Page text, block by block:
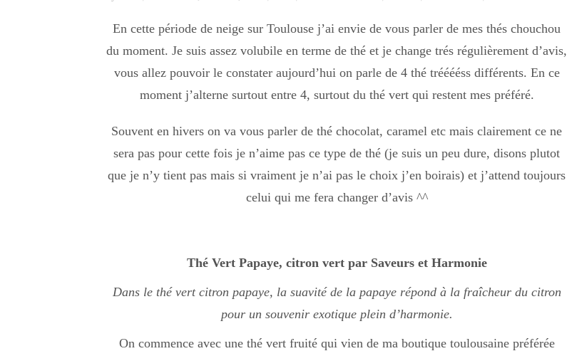
En cette période de neige sur Toulouse j’ai envie de vous parler de mes thés chouchou
du moment. Je suis assez volubile en terme de thé et je change trés régulièrement d’avis,
vous allez pouvoir le constater aujourd’hui on parle de 4 thé trééééss différents. En ce
moment j’alterne surtout entre 4, surtout du thé vert qui restent mes préféré.
Souvent en hivers on va vous parler de thé chocolat, caramel etc mais clairement ce ne
sera pas pour cette fois je n’aime pas ce type de thé (je suis un peu dure, disons plutot
que je n’y tient pas mais si vraiment je n’ai pas le choix j’en boirais) et j’attend toujours
celui qui me fera changer d’avis ^^
Thé Vert Papaye, citron vert par Saveurs et Harmonie
Dans le thé vert citron papaye, la suavité de la papaye répond à la fraîcheur du citron
pour un souvenir exotique plein d’harmonie.
On commence avec une thé vert fruité qui vien de ma boutique toulousaine préférée